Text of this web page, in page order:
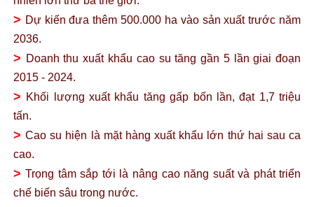
> Dự kiến đưa thêm 500.000 ha vào sản xuất trước năm
2036.
> Doanh thu xuất khẩu cao su tăng gần 5 lần giai đoạn
2015 - 2024.
> Khối lượng xuất khẩu tăng gấp bốn lần, đạt 1,7 triệu
tấn.
>Cao su hiện là mặt hàng xuất khẩu lớn thứ hai sau ca
cao.
>Trọng tâm sắp tới là nâng cao năng suất và phát triển
chế biến sâu trong nước.